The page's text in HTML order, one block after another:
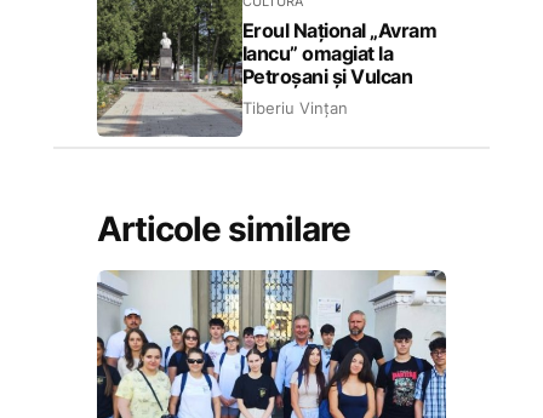
Eroul Național „Avram
Iancu” omagiat la
Petroșani și Vulcan
Tiberiu Vințan
Articole similare